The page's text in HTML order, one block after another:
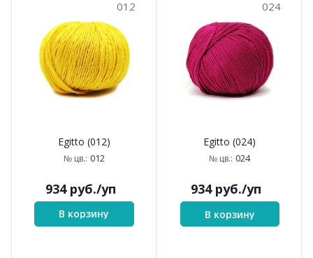
012
Egitto (012)
№ цв.: 012
934руб./уп
В корзину
024
Egitto (024)
№ цв.: 024
934руб./уп
В корзину